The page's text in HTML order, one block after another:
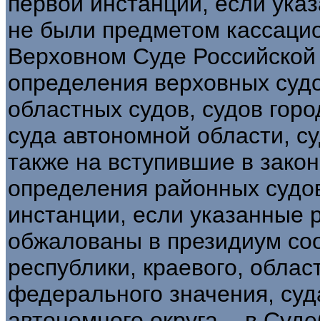
не были предметом
Верховном Суде
определения верховных
областных судов, судов
суда автономной области,
также на вступившие в
определения районных
инстанции, если
обжалованы в президиум
республики, краевого,
федерального значения,